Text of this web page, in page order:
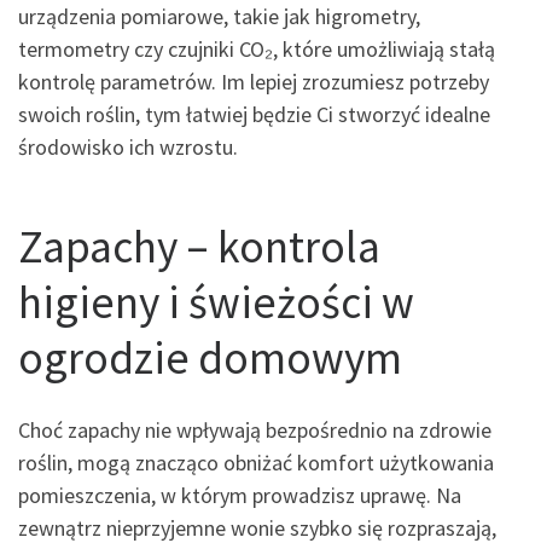
urządzenia pomiarowe, takie jak higrometry,
termometry czy czujniki CO₂, które umożliwiają stałą
kontrolę parametrów. Im lepiej zrozumiesz potrzeby
swoich roślin, tym łatwiej będzie Ci stworzyć idealne
środowisko ich wzrostu.
Zapachy – kontrola
higieny i świeżości w
ogrodzie domowym
Choć zapachy nie wpływają bezpośrednio na zdrowie
roślin, mogą znacząco obniżać komfort użytkowania
pomieszczenia, w którym prowadzisz uprawę. Na
zewnątrz nieprzyjemne wonie szybko się rozpraszają,